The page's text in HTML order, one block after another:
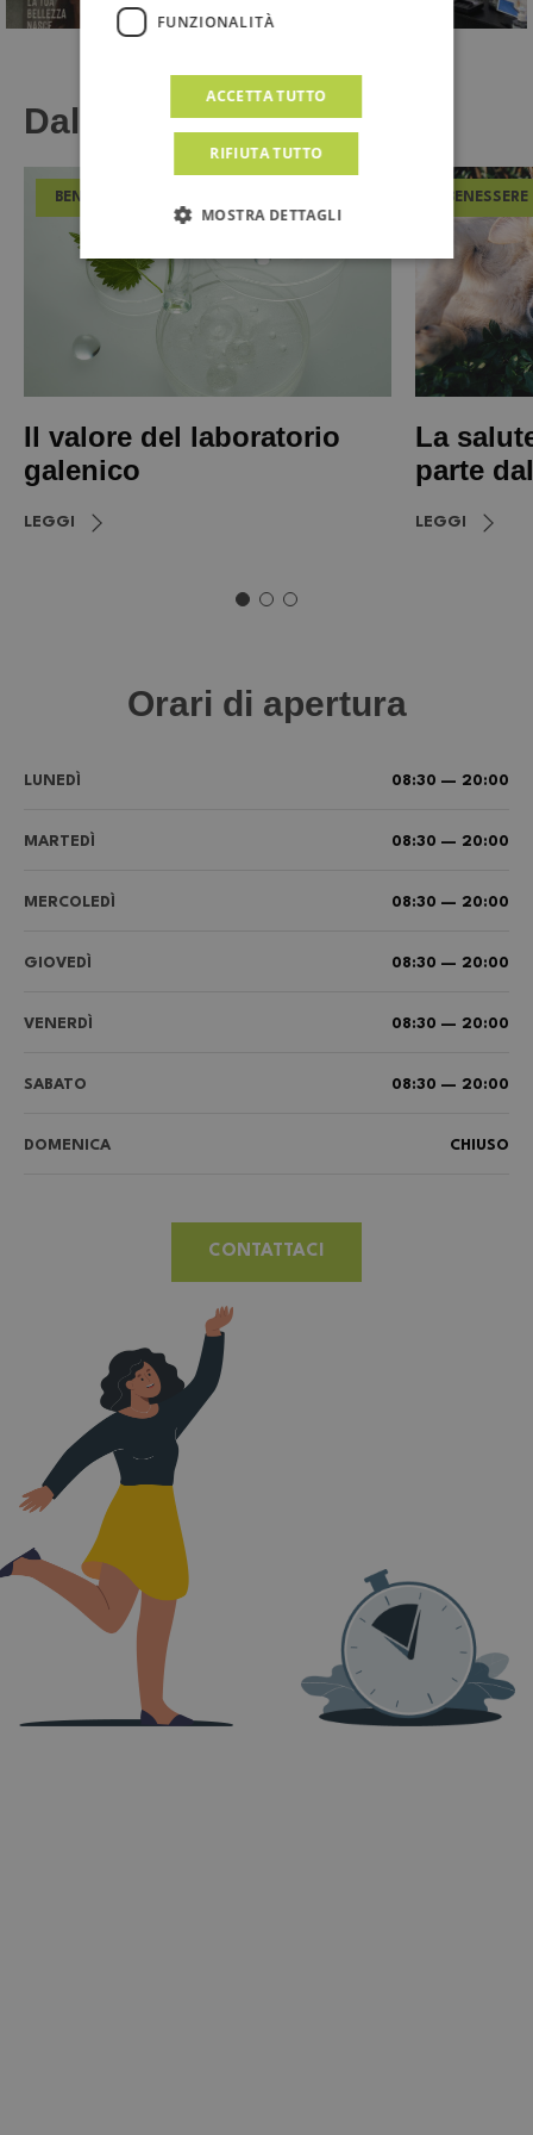
Dal Magazine
BENESSERE
Il valore del laboratorio
galenico
LEGGI
BENESSERE
La
parte
LEGGI
Orari di apertura
LUNEDÌ 08:30 — 20:00
MARTEDÌ 08:30 — 20:00
MERCOLEDÌ 08:30 — 20:00
GIOVEDÌ 08:30 — 20:00
VENERDÌ 08:30 — 20:00
SABATO 08:30 — 20:00
DOMENICA CHIUSO
CONTATTACI
FUNZIONALITÀ
ACCETTA TUTTO
RIFIUTA TUTTO
MOSTRA DETTAGLI